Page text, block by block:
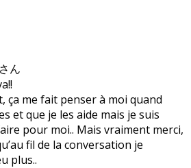
ん
ça me fait penser à moi quand
et que je les aide mais je suis
pour moi.. Mais vraiment merci,
fil de la conversation je
plus..